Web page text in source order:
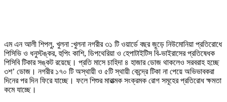
এম এন আলী শিপলু, খুলনা :খুলনা নগরীর ৩১ টি ওয়ার্ডে বছর জুড়ে নিউমোনিয়া প্রতিরোধে
পিসিভি ও ধনুস্টঙ্কর, হুপিং কাশি, ডিপথেরিয়া ও হেপাটাইটিস বি-ভাইরাসের প্রতিষেধক
পিসিবি টিকার সঙ্কট রয়েছে। প্রতি মাসে চাহিদা ৪ হাজার ডোজ থাকলেও সরবরাহ হচ্ছে
৩শ’ ডোজ। নগরীর ১৭০ টি অস্থায়ী ও ৫টি স্থায়ী কেন্দ্রে টিকা না পেয়ে অভিভাবকরা
দিনের পর দিন ফিরে যাচ্ছে। ফলে শিশুর মারাত্মক সংক্রমক রোগ সমূহের প্রতিরোধ ক্ষমতা
কমে যাচ্ছে।